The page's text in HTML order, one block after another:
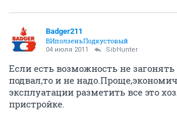
Badger211
ВИползеньПодкустовый
04 июля 2011 SibHunter
Если есть возможность не
подвал,то и не
эксплуатации разметить все это
пристройке.